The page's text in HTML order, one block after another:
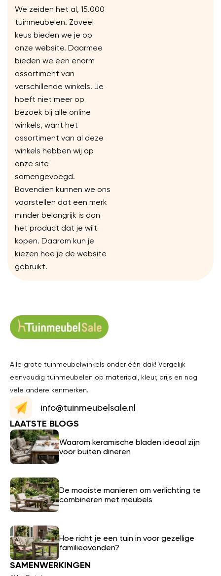
We zeiden het al, 15.000
tuinmeubelen. Zoveel
keus bieden we je op
onze website. Daarmee
bieden we een enorm
assortiment van
verschillende winkels. Je
hoeft niet meer op
bezoek bij alle online
winkels, want het
assortiment van al deze
winkels hebben wij op
onze site
samengevoegd.
Bovendien kunnen we ons
voorstellen dat een merk
minder belangrijk is dan
het product dat je wilt
kopen. Daarom kun je
kiezen hoe je de website
gebruikt.
Alle grote tuinmeubelwinkels onder één dak! Vergelijk
eenvoudig tuinmeubelen op materiaal, kleur, prijs en nog
vele andere kenmerken.
info@tuinmeubelsale.nl
LAATSTE BLOGS
Waarom keramische bladen ideaal zijn
voor buiten dineren
De mooiste manieren om verlichting te
combineren met meubels
Hoe richt je een tuin in voor gezellige
familieavonden?
SAMENWERKINGEN